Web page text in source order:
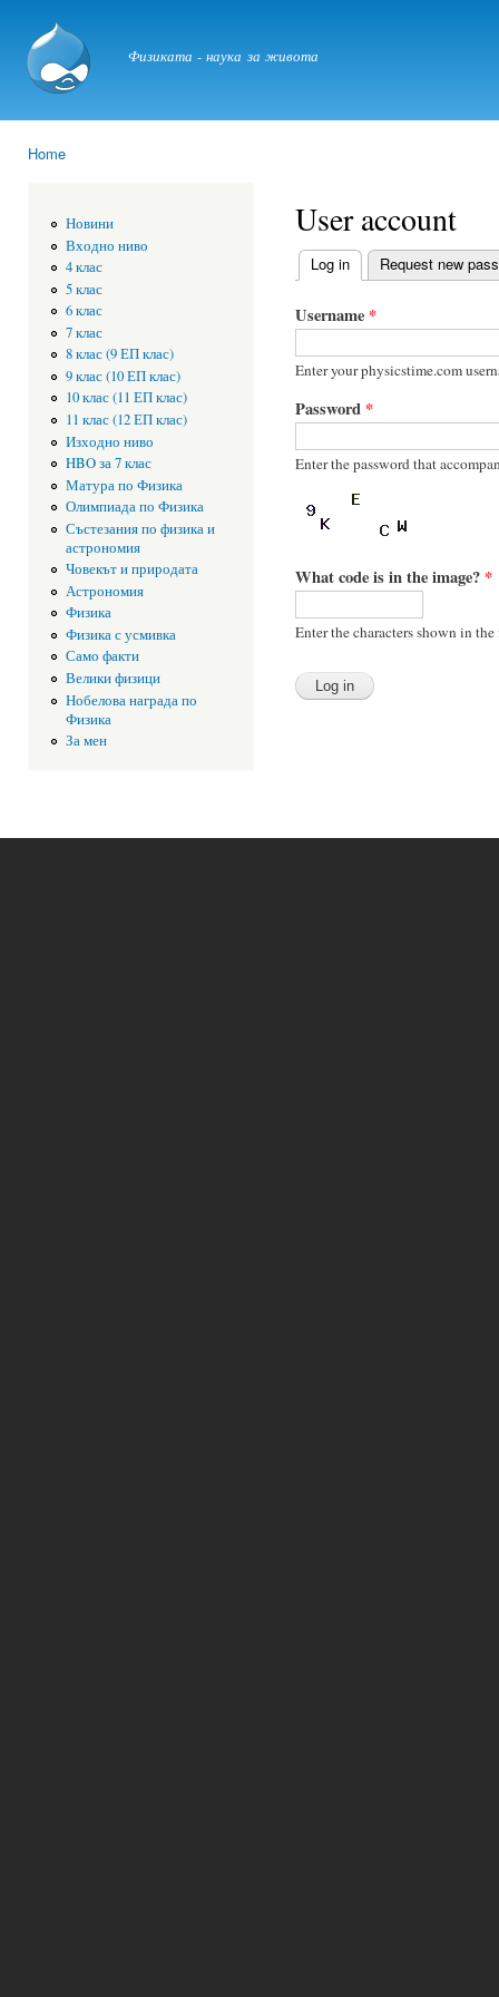
physicstime.com
Физиката - наука за живота
Home
Новини
Входно ниво
4 клас
5 клас
6 клас
7 клас
8 клас (9 ЕП клас)
9 клас (10 ЕП клас)
10 клас (11 ЕП клас)
11 клас (12 ЕП клас)
Изходно ниво
HBO за 7 клас
Матура по Физика
Олимпиада по Физика
Състезания по физика и
астрономия
Човекът и природата
Астрономия
Физика
Физика с усмивка
Само факти
Велики физици
Нобелова награда по
Физика
За мен
User account
Primary tabs
Log in(active tab)
Request new
Username *
Enter your physicstime.com
Password *
Enter the password that
What code is in the image? *
Enter the characters shown in the